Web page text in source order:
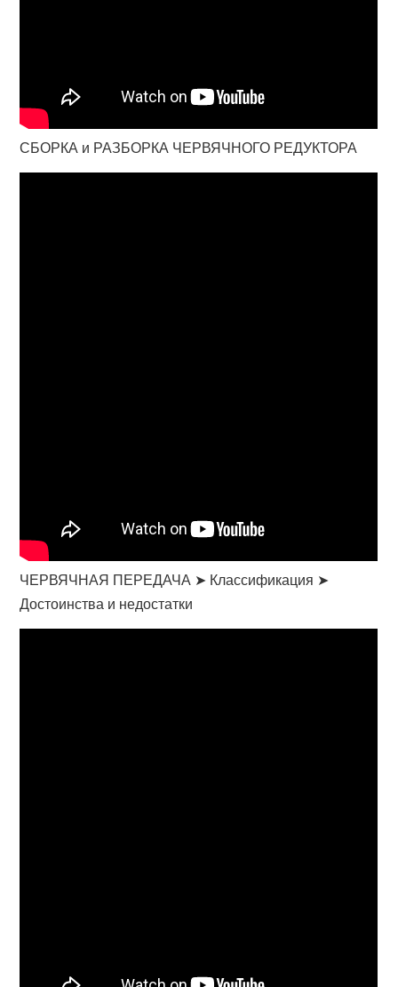
СБОРКА и РАЗБОРКА ЧЕРВЯЧНОГО РЕДУКТОРА
ЧЕРВЯЧНАЯ ПЕРЕДАЧА ➤ Классификация ➤
Достоинства и недостатки